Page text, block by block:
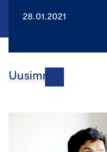
28.01.2021
Uusimmat